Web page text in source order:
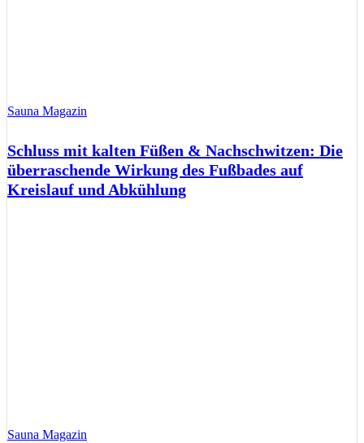
Sauna Magazin
Schluss mit kalten Füßen & Nachschwitzen: Die
überraschende Wirkung des Fußbades auf
Kreislauf und Abkühlung
Sauna Magazin